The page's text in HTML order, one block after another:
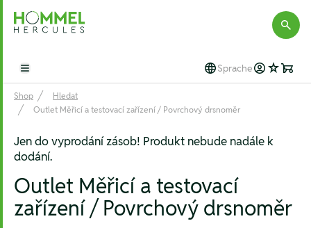
Hommel Hercules
Open main menu Sprache
Shop
Hledat
Outlet Měřicí a testovací zařízení / Povrchový drsnoměr
Jen do vyprodání zásob! Produkt nebude nadále k
dodání.
Outlet Měřicí a testovací
zařízení / Povrchový drsnoměr